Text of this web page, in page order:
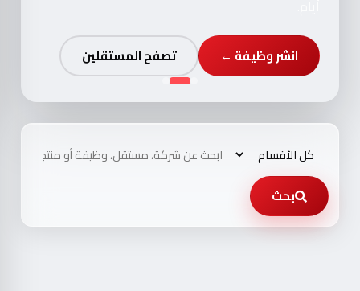
انشر وظيفة ← تصفح المستقلين
بحث